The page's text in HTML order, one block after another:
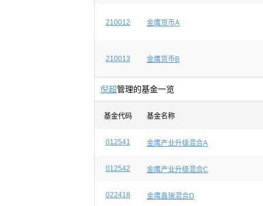
210012 金鹰货币A
210013 金鹰货币B
倪超管理的基金一览
基金代码 基金名称
012541 金鹰产业升级混合A
012542 金鹰产业升级混合C
022418 金鹰鑫瑞混合D